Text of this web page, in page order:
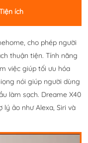
ích
cho phép người
thuận tiện. Tính năng
việc giúp tối ưu hóa
nói giúp người dùng
làm sạch. Dreame X40
ảo như Alexa, Siri và